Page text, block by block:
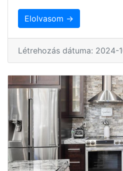
Elolvasom →
Létrehozás dátuma: 2024-